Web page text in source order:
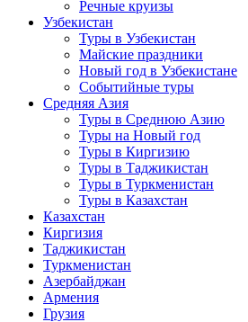
Речные круизы
Узбекистан
Туры в Узбекистан
Майские праздники
Новый год в Узбекистане
Событийные туры
Средняя Азия
Туры в Среднюю Азию
Туры на Новый год
Туры в Киргизию
Туры в Таджикистан
Туры в Туркменистан
Туры в Казахстан
Казахстан
Киргизия
Таджикистан
Туркменистан
Азербайджан
Армения
Грузия